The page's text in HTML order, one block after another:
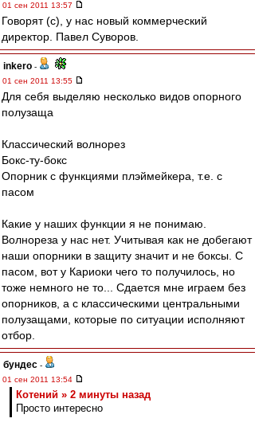
01 сен 2011 13:57
Говорят (с), у нас новый коммерческий
директор. Павел Суворов.
inkero -
01 сен 2011 13:55
Для себя выделяю несколько видов опорного
полузаща
Классический волнорез
Бокс-ту-бокс
Опорник с функциями плэймейкера, т.е. с
пасом
Какие у наших функции я не понимаю.
Волнореза у нас нет. Учитывая как не добегают
наши опорники в защиту значит и не боксы. С
пасом, вот у Кариоки чего то получилось, но
тоже немного не то... Сдается мне играем без
опорников, а с классическими центральными
полузащами, которые по ситуации исполняют
отбор.
бундес -
01 сен 2011 13:54
Котений » 2 минуты назад
Просто интересно